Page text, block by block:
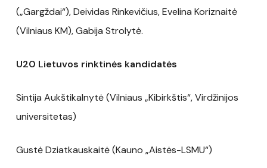
(„Gargždai“), Deividas Rinkevičius, Evelina Koriznaitė
(Vilniaus KM), Gabija Strolytė.
U20 Lietuvos rinktinės kandidatės
Sintija Aukštikalnytė (Vilniaus „Kibirkštis“, Virdžinijos
universitetas)
Gustė Dziatkauskaitė (Kauno „Aistės-LSMU“)